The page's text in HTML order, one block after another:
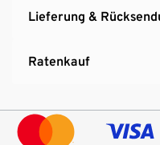
Lieferung &
Ratenkauf